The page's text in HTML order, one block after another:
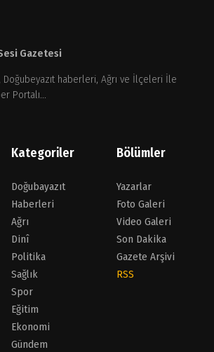
Gazetesi
Doğubeyazıt haberleri, Ağrı ve İlçeleri İle
Portalı...
Kategoriler
Doğubayazıt
Haberleri
Ağrı
Dinî
Politika
Sağlık
Spor
Eğitim
Ekonomi
Gündem
Bölümler
Yazarlar
Foto Galeri
Video Galeri
Son Dakika
Gazete Arşivi
RSS